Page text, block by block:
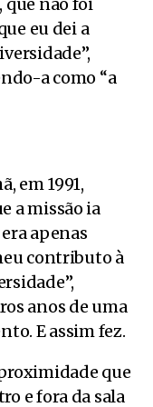
que não foi
eu dei a
a como “a
em 1991,
a missão ia
apenas
contributo à
anos de uma
E assim fez.
que
e fora da sala